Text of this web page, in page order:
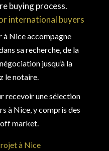
buying process.
international buyers
à Nice accompagne
sa recherche, de la
jusqu’à la
le notaire.
recevoir une sélection
à Nice, y compris des
market.
à Nice